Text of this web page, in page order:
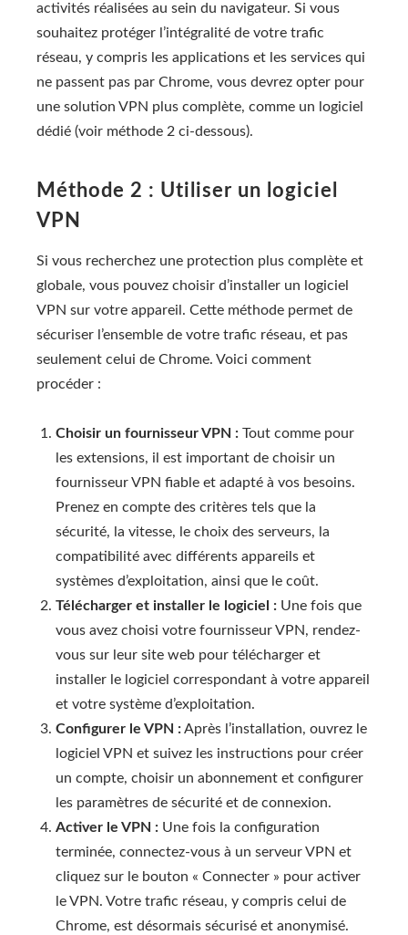
activités réalisées au sein du navigateur. Si vous
souhaitez protéger l’intégralité de votre trafic
réseau, y compris les applications et les services qui
ne passent pas par Chrome, vous devrez opter pour
une solution VPN plus complète, comme un logiciel
dédié (voir méthode 2 ci-dessous).
Méthode 2 : Utiliser un logiciel
VPN
Si vous recherchez une protection plus complète et
globale, vous pouvez choisir d’installer un logiciel
VPN sur votre appareil. Cette méthode permet de
sécuriser l’ensemble de votre trafic réseau, et pas
seulement celui de Chrome. Voici comment
procéder :
Choisir un fournisseur VPN : Tout comme pour
les extensions, il est important de choisir un
fournisseur VPN fiable et adapté à vos besoins.
Prenez en compte des critères tels que la
sécurité, la vitesse, le choix des serveurs, la
compatibilité avec différents appareils et
systèmes d’exploitation, ainsi que le coût.
Télécharger et installer le logiciel : Une fois que
vous avez choisi votre fournisseur VPN, rendez-
vous sur leur site web pour télécharger et
installer le logiciel correspondant à votre appareil
et votre système d’exploitation.
Configurer le VPN :Après l’installation, ouvrez le
logiciel VPN et suivez les instructions pour créer
un compte, choisir un abonnement et configurer
les paramètres de sécurité et de connexion.
Activer le VPN : Une fois la configuration
terminée, connectez-vous à un serveur VPN et
cliquez sur le bouton « Connecter » pour activer
le VPN. Votre trafic réseau, y compris celui de
Chrome, est désormais sécurisé et anonymisé.